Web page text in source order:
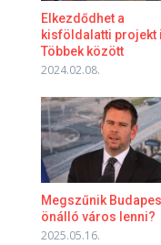
Elkezdődhet a
kisföldalatti projekt
Többek között
2024.02.08.
Megszűnik
önálló város lenni?
2025.05.16.